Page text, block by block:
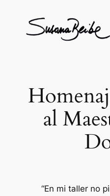
content
al
“En mi taller no